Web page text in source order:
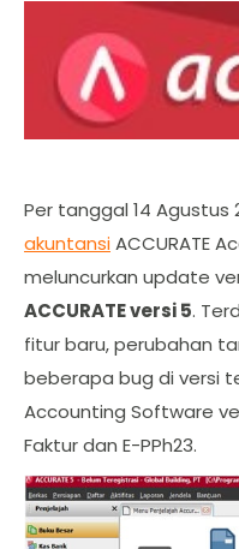
Per tanggal 14 Agustus
akuntansiACCURATE
meluncurkan update
ACCURATE versi 5.
fitur baru, perubahan
beberapa bug di versi
Accounting Software
Faktur dan E-PPh23.